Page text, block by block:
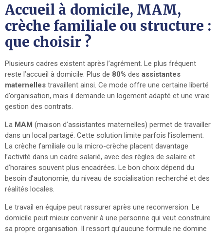
Accueil à domicile, MAM,
crèche familiale ou structure :
que choisir ?
Plusieurs cadres existent après l’agrément. Le plus fréquent
reste l’accueil à domicile. Plus de 80% des assistantes
maternelles travaillent ainsi. Ce mode offre une certaine liberté
d’organisation, mais il demande un logement adapté et une vraie
gestion des contrats.
La MAM (maison d’assistantes maternelles) permet de travailler
dans un local partagé. Cette solution limite parfois l’isolement.
La crèche familiale ou la micro-crèche placent davantage
l’activité dans un cadre salarié, avec des règles de salaire et
d’horaires souvent plus encadrées. Le bon choix dépend du
besoin d’autonomie, du niveau de socialisation recherché et des
réalités locales.
Le travail en équipe peut rassurer après une reconversion. Le
domicile peut mieux convenir à une personne qui veut construire
sa propre organisation. Il ressort qu’aucune formule ne domine